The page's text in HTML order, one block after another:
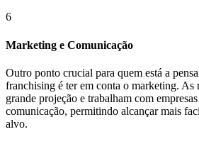
6
Marketing e Comunicação
Outro ponto crucial para quem está a
franchising é ter em conta o marketing. As
grande projeção e trabalham com
comunicação, permitindo alcançar mais
alvo.